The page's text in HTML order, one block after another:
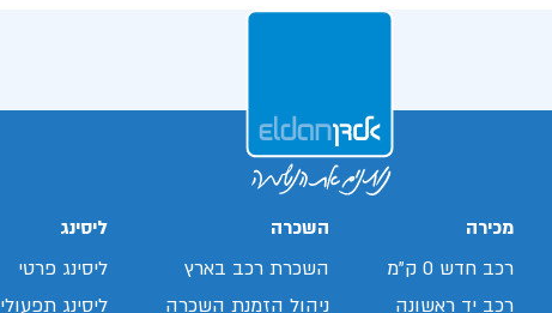
מכירה
רכב חדש 0 ק"מ
רכב יד ראשונה
השכרה
השכרת רכב בארץ
ניהול הזמנת השכרה
ליסינג
ליסינג פרטי
ליסינג תפעולי